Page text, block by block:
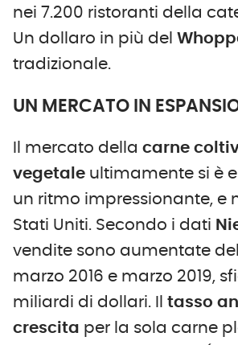
nei 7.200 ristoranti della
Un dollaro in più del
tradizionale.
UN MERCATO IN
Il mercato della carne
vegetale ultimamente si è
un ritmo impressionante, e
Stati Uniti. Secondo i dati
vendite sono aumentate del
marzo 2016 e marzo 2019,
miliardi di dollari. Il tasso
crescita per la sola carne